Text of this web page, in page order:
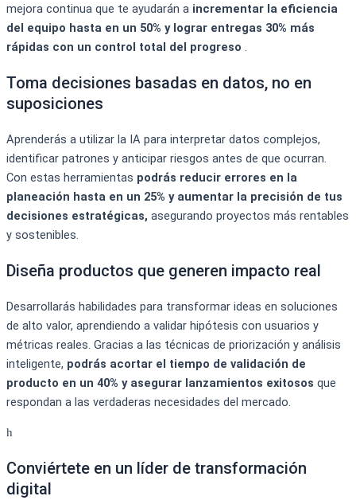
mejora continua que te ayudarán a incrementar la eficiencia
del equipo hasta en un 50% y lograr entregas 30% más
rápidas con un control total del progreso
Toma decisiones basadas en datos, no en
suposiciones
Aprenderás a utilizar la IA para interpretar datos complejos,
identificar patrones y anticipar riesgos antes de que ocurran.
Con estas herramientas podrás reducir errores en la
planeación hasta en un 25% y aumentar la precisión de tus
decisiones estratégicas, asegurando proyectos más rentables
y sostenibles.
Diseña productos que generen impacto real
Desarrollarás habilidades para transformar ideas en soluciones
de alto valor, aprendiendo a validar hipótesis con usuarios y
métricas reales. Gracias a las técnicas de priorización y análisis
inteligente, podrás acortar el tiempo de validación de
producto en un 40% y asegurar lanzamientos exitosos que
respondan a las verdaderas necesidades del mercado.
Conviértete en un líder de transformación
digital